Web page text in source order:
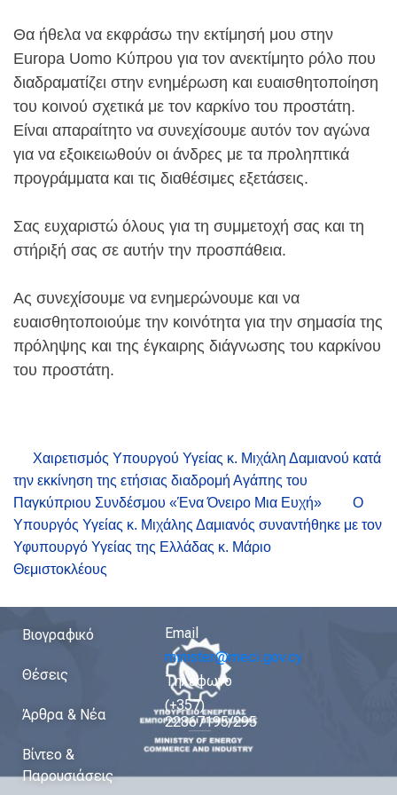
Θα ήθελα να εκφράσω την εκτίμησή μου στην
Europa Uomo Κύπρου για τον ανεκτίμητο ρόλο που
διαδραματίζει στην ενημέρωση και ευαισθητοποίηση
του κοινού σχετικά με τον καρκίνο του προστάτη.
Είναι απαραίτητο να συνεχίσουμε αυτόν τον αγώνα
για να εξοικειωθούν οι άνδρες με τα προληπτικά
προγράμματα και τις διαθέσιμες εξετάσεις.
Σας ευχαριστώ όλους για τη συμμετοχή σας και τη
στήριξή σας σε αυτήν την προσπάθεια.
Ας συνεχίσουμε να ενημερώνουμε και να
ευαισθητοποιούμε την κοινότητα για την σημασία της
πρόληψης και της έγκαιρης διάγνωσης του καρκίνου
του προστάτη.
Χαιρετισμός Υπουργού Υγείας κ. Μιχάλη Δαμιανού κατά
την εκκίνηση της ετήσιας διαδρομή Αγάπης του
Παγκύπριου Συνδέσμου «Ένα Όνειρο Μια Ευχή»
Ο
Υπουργός Υγείας κ. Μιχάλης Δαμιανός συναντήθηκε με τον
Υφυπουργό Υγείας της Ελλάδας κ. Μάριο
Θεμιστοκλέους
Βιογραφικό
Θέσεις
Άρθρα & Νέα
Βίντεο &
Παρουσιάσεις
Email
minister@meci.gov.cy
Τηλέφωνο
(+357)
22867195/295